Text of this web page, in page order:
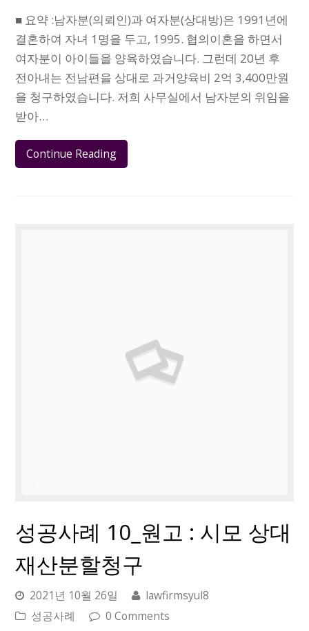
■ 요약 :남자분(의뢰인)과 여자분(상대방)은 1991년에
결혼하여 자녀 1명을 두고, 1995. 협의이혼을 하면서
여자분이 아이들을 양육하였습니다. 그런데 20년 후
전아내는 전남편을 상대로 과거양육비 2억 3,400만원
을 청구하였습니다. 저희 사무실에서 남자분의 위임을
받아…
Continue Reading
성공사례 10_원고 : 시모 상대
재산분할청구
2021년 10월 26일
lawfirmsyul8
성공사례
0 Comments